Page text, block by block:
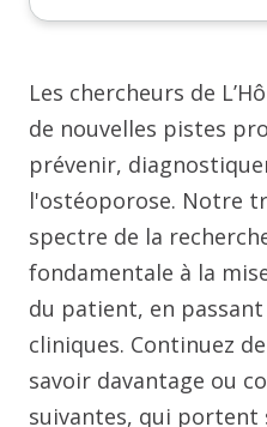
Les chercheurs de
de nouvelles pistes
prévenir,
l'ostéoporose. Notre
spectre de la
fondamentale à la
du patient, en
cliniques. Continuez
savoir davantage ou
suivantes, qui portent